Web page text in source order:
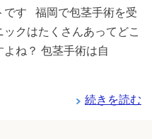
です 福岡で包茎手術を受
クはたくさんあってどこ
ね？ 包茎手術は自
続きを読む